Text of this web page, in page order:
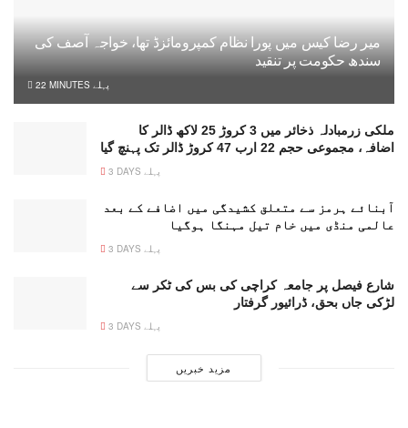
میر رضا کیس میں پورا نظام کمپرومائزڈ تھا، خواجہ آصف کی
سندھ حکومت پر تنقید
22 MINUTES پہلے
ملکی زرمبادلہ ذخائر میں 3 کروڑ 25 لاکھ ڈالر کا
اضافہ، مجموعی حجم 22 ارب 47 کروڑ ڈالر تک پہنچ گیا
3 DAYS پہلے
آبنائے ہرمز سے متعلق کشیدگی میں اضافے کے بعد
عالمی منڈی میں خام تیل مہنگا ہوگیا
3 DAYS پہلے
شارع فیصل پر جامعہ کراچی کی بس کی ٹکر سے
لڑکی جاں بحق، ڈرائیور گرفتار
3 DAYS پہلے
مزید خبریں